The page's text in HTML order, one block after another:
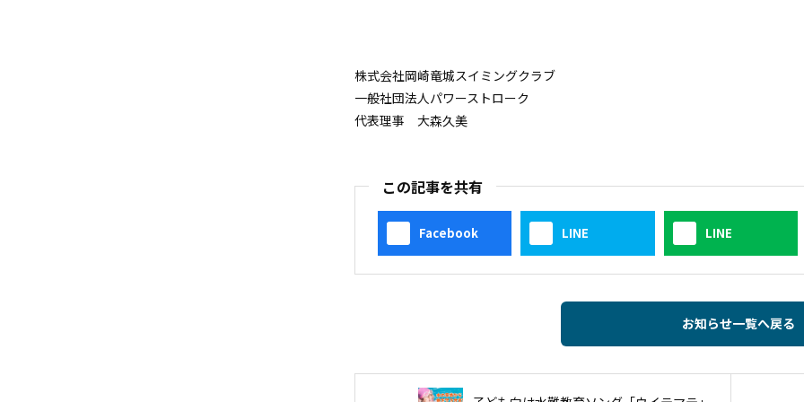
株式会社岡崎竜城スイミングクラブ
一般社団法人パワーストローク
代表理事 大森久美
この記事を共有
Facebook LINE LINE
お知らせ一覧へ戻る